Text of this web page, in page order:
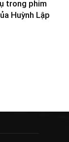
trong phim
Huỳnh Lập